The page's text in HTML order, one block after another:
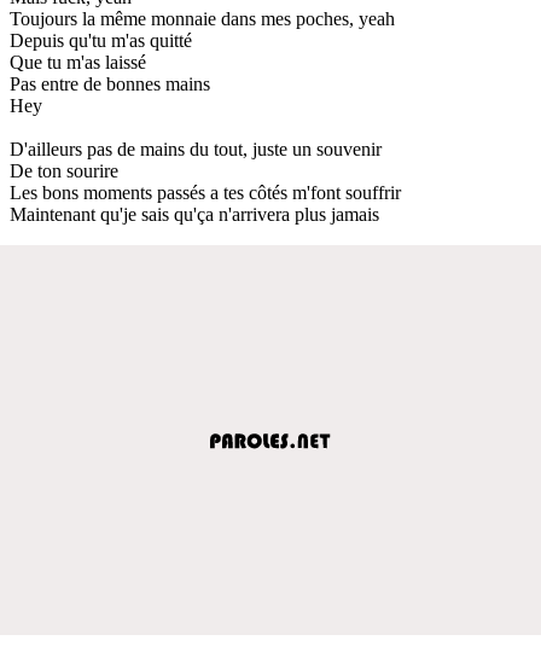
Toujours la même monnaie dans mes poches, yeah
Depuis qu'tu m'as quitté
Que tu m'as laissé
Pas entre de bonnes mains
Hey
D'ailleurs pas de mains du tout, juste un souvenir
De ton sourire
Les bons moments passés a tes côtés m'font souffrir
Maintenant qu'je sais qu'ça n'arrivera plus jamais